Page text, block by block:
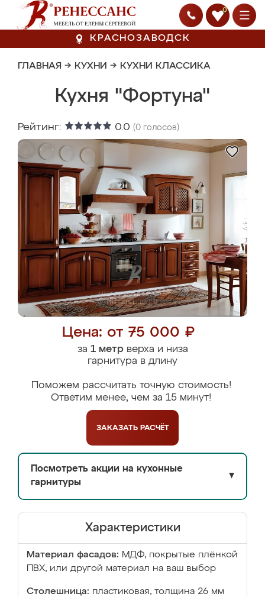
0
КРАСНОЗАВОДСК
ГЛАВНАЯ → КУХНИ → КУХНИ КЛАССИКА
Кухня "Фортуна"
Рейтинг: 0.0 (0 голосов)
Цена: от 75 000 ₽
за 1 метрверха и низа
гарнитура в длину
Поможем рассчитать точную стоимость!
Ответим менее, чем за 15 минут!
ЗАКАЗАТЬ РАСЧЁТ
Посмотреть акции на кухонные
гарнитуры
▼
Характеристики
Материал фасадов: МДФ, покрытые плёнкой
ПВХ, или другой материал на ваш выбор
Столешница: пластиковая, толщина 26 мм